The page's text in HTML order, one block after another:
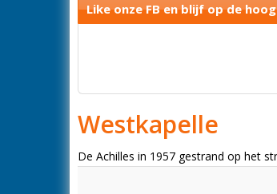
Like onze FB en blijf op de
Westkapelle
De Achilles in 1957 gestrand op het